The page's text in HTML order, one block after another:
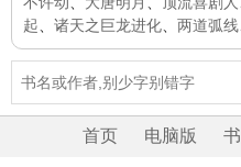
起
诸天之巨龙进化 两道弧线
首页 电脑版